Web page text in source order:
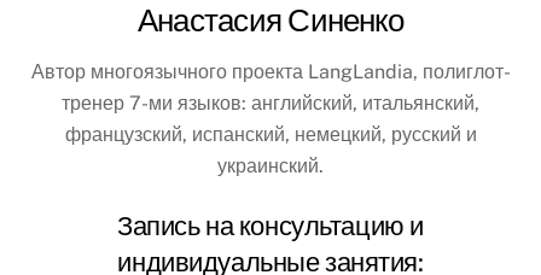
Анастасия Синенко
Автор многоязычного проекта LangLandia, полиглот-
тренер 7-ми языков: английский, итальянский,
французский, испанский, немецкий, русский и
украинский.
Запись на консультацию и
индивидуальные занятия: